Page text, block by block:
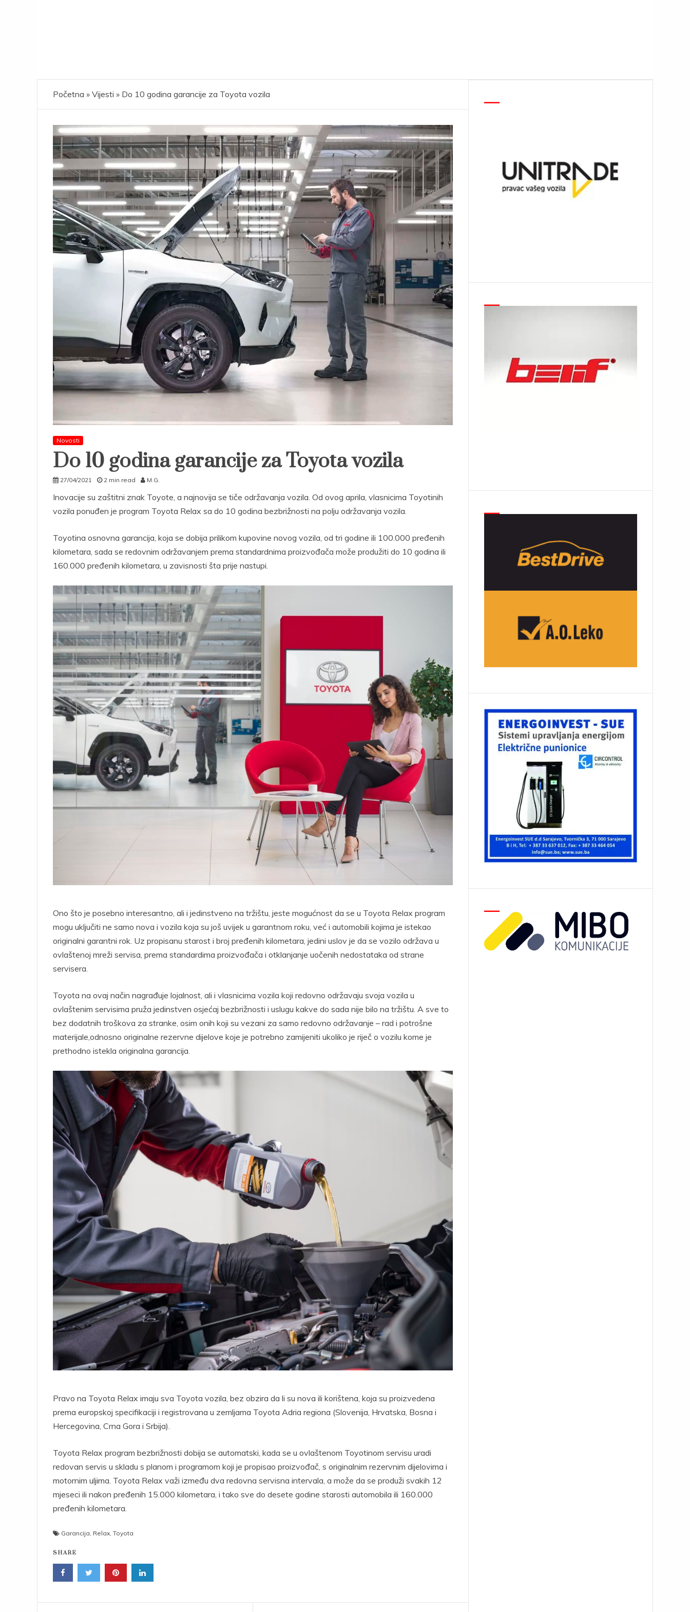
Početna » Vijesti » Do 10 godina garancije za Toyota vozila
Novosti
Do 10 godina garancije za Toyota vozila
27/04/2021 2 min read M.G.
Inovacije su zaštitni znak Toyote, a najnovija se tiče održavanja vozila. Od ovog aprila, vlasnicima Toyotinih
vozila ponuđen je program Toyota Relax sa do 10 godina bezbrižnosti na polju održavanja vozila.
Toyotina osnovna garancija, koja se dobija prilikom kupovine novog vozila, od tri godine ili 100.000 pređenih
kilometara, sada se redovnim održavanjem prema standardnima proizvođača može produžiti do 10 godina ili
160.000 pređenih kilometara, u zavisnosti šta prije nastupi.
Ono što je posebno interesantno, ali i jedinstveno na tržištu, jeste mogućnost da se u Toyota Relax program
mogu uključiti ne samo nova i vozila koja su još uvijek u garantnom roku, već i automobili kojima je istekao
originalni garantni rok. Uz propisanu starost i broj pređenih kilometara, jedini uslov je da se vozilo održava u
ovlaštenoj mreži servisa, prema standardima proizvođača i otklanjanje uočenih nedostataka od strane
servisera.
Toyota na ovaj način nagrađuje lojalnost, ali i vlasnicima vozila koji redovno održavaju svoja vozila u
ovlaštenim servisima pruža jedinstven osjećaj bezbrižnosti i uslugu kakve do sada nije bilo na tržištu. A sve to
bez dodatnih troškova za stranke, osim onih koji su vezani za samo redovno održavanje – rad i potrošne
materijale,odnosno originalne rezervne dijelove koje je potrebno zamijeniti ukoliko je riječ o vozilu kome je
prethodno istekla originalna garancija.
Pravo na Toyota Relax imaju sva Toyota vozila, bez obzira da li su nova ili korištena, koja su proizvedena
prema europskoj specifikaciji i registrovana u zemljama Toyota Adria regiona (Slovenija, Hrvatska, Bosna i
Hercegovina, Crna Gora i Srbija).
Toyota Relax program bezbrižnosti dobija se automatski, kada se u ovlaštenom Toyotinom servisu uradi
redovan servis u skladu s planom i programom koji je propisao proizvođač, s originalnim rezervnim dijelovima i
motornim uljima. Toyota Relax važi između dva redovna servisna intervala, a može da se produži svakih 12
mjeseci ili nakon pređenih 15.000 kilometara, i tako sve do desete godine starosti automobila ili 160.000
pređenih kilometara.
Garancija, Relax, Toyota
SHARE